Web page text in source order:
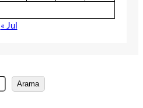
« Jul
e
Arama